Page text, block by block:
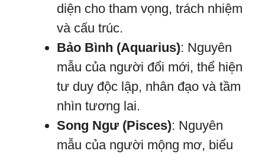
diện cho tham vọng, trách nhiệm
và cấu trúc.
Bảo Bình (Aquarius): Nguyên
mẫu của người đổi mới, thể hiện
tư duy độc lập, nhân đạo và tầm
nhìn tương lai.
Song Ngư (Pisces): Nguyên
mẫu của người mộng mơ, biểu